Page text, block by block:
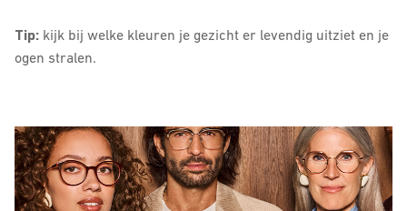
Tip: kijk bij welke kleuren je gezicht er levendig uitziet en je
ogen stralen.